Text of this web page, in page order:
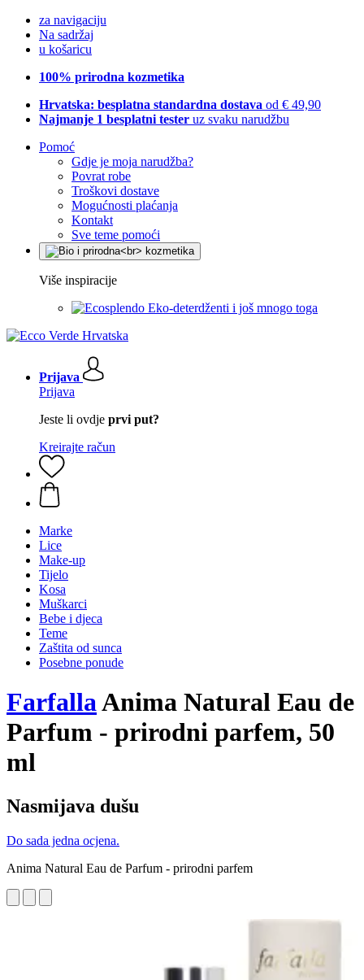
za navigaciju
Na sadržaj
u košaricu
100% prirodna kozmetika
Hrvatska: besplatna standardna dostava od € 49,90
Najmanje 1 besplatni tester uz svaku narudžbu
Pomoć
Gdje je moja narudžba?
Povrat robe
Troškovi dostave
Mogućnosti plaćanja
Kontakt
Sve teme pomoći
Više inspiracije
Eko-deterdženti i još mnogo toga
Prijava
Prijava
Jeste li ovdje prvi put?
Kreirajte račun
Marke
Lice
Make-up
Tijelo
Kosa
Muškarci
Bebe i djeca
Teme
Zaštita od sunca
Posebne ponude
FarfallaAnima Natural Eau de
Parfum - prirodni parfem, 50
ml
Nasmijava dušu
Do sada jedna ocjena.
Anima Natural Eau de Parfum - prirodni parfem